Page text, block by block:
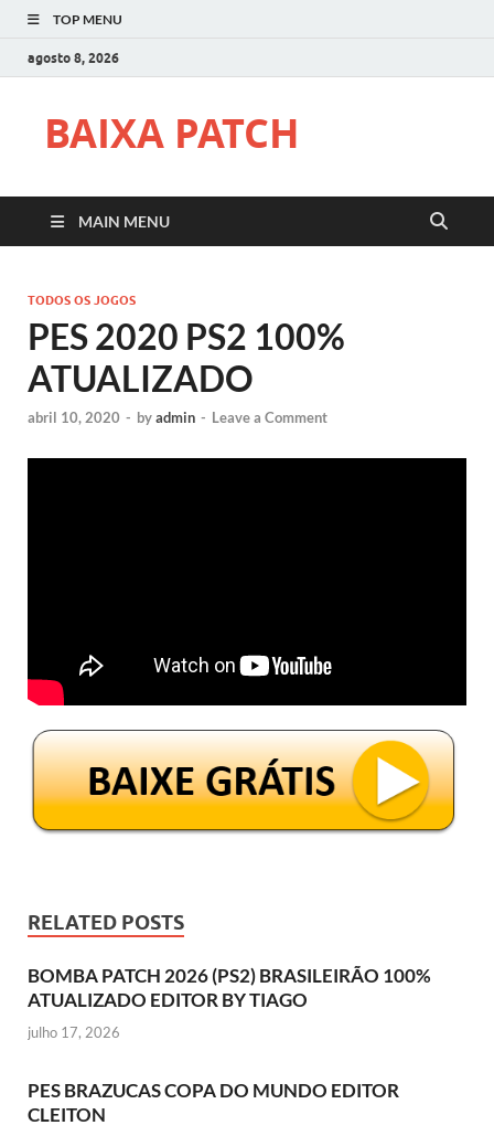
TOP MENU
agosto 8, 2026
BAIXA PATCH
MAIN MENU
TODOS OS JOGOS
PES 2020 PS2 100%
ATUALIZADO
abril 10, 2020 - byadmin - Leave a Comment
RELATED POSTS
BOMBA PATCH 2026 (PS2) BRASILEIRÃO 100%
ATUALIZADO EDITOR BY TIAGO
julho 17, 2026
PES BRAZUCAS COPA DO MUNDO EDITOR
CLEITON